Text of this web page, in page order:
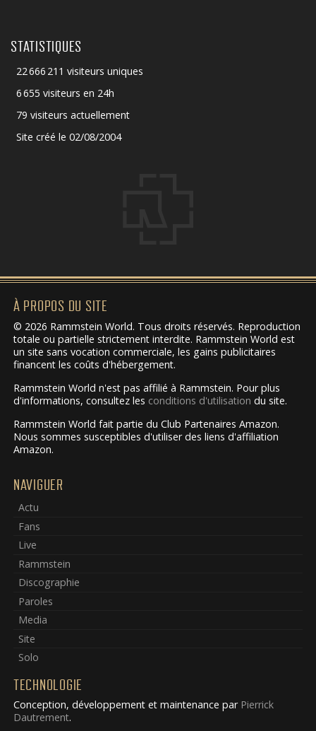
STATISTIQUES
22 666 211 visiteurs uniques
6 655 visiteurs en 24h
79 visiteurs actuellement
Site créé le 02/08/2004
À PROPOS DU SITE
© 2026 Rammstein World. Tous droits réservés. Reproduction
totale ou partielle strictement interdite. Rammstein World est
un site sans vocation commerciale, les gains publicitaires
financent les coûts d'hébergement.
Rammstein World n'est pas affilié à Rammstein. Pour plus
d'informations, consultez les conditions d'utilisation du site.
Rammstein World fait partie du Club Partenaires Amazon.
Nous sommes susceptibles d'utiliser des liens d'affiliation
Amazon.
NAVIGUER
Actu
Fans
Live
Rammstein
Discographie
Paroles
Media
Site
Solo
TECHNOLOGIE
Conception, développement et maintenance par Pierrick
Dautrement.